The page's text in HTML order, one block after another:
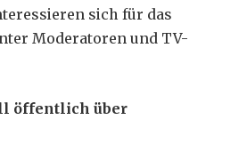
sich für das
Moderatoren und TV-
öffentlich über